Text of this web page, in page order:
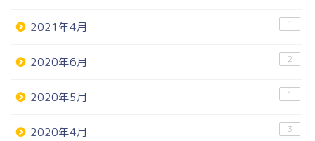
2021年4月 1
2020年6月 2
2020年5月 1
2020年4月 3